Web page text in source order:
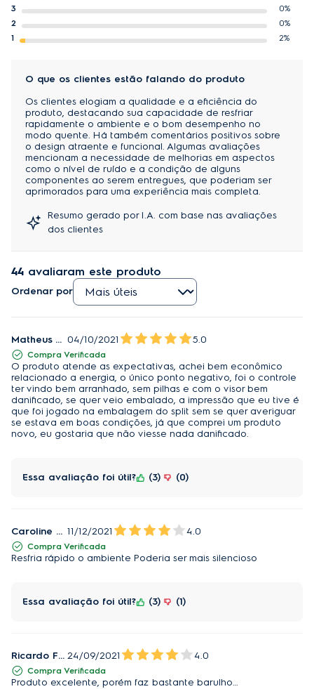
Altura do produto embalado (unidade interna)
Largura do produto embalado (unidade interna)
Profundidade do produto embalado (unidade interna)
Peso do produto (unidade interna)
Peso do produto embalado (unidade interna)
Peso do produto (unidade externa)
Peso do produto embalado (unidade externa)
Quente/frio
Cor
Eficiência EER
Tipo de gás
Vazão de Ar (m3/h) 2000
Phase Out
consumidor exigente.
Função ECO:
economiza energia, adequando-se às variações de
Auto-limpeza:
do ar em níveis elevados.
Linha Ecoturbo:
garante alto rendimento do aparelho e economia de energia
elétrica.
Função Siga-Me:
essa função permite que, através de um sensor presente no
controle remoto, a temperatura desejada seja mantida onde o
Sistema de Filtragem do Ar:
retém até 99% dos fungos e bactérias, através dos filtros de
3
0%
2
0%
1
2%
O que os clientes estão falando do produto
Os clientes elogiam a qualidade e a eficiência do
produto, destacando sua capacidade de resfriar
rapidamente o ambiente e o bom desempenho no
modo quente. Há também comentários positivos sobre
o design atraente e funcional. Algumas avaliações
mencionam a necessidade de melhorias em aspectos
como o nível de ruído e a condição de alguns
componentes ao serem entregues, que poderiam ser
aprimorados para uma experiência mais completa.
Resumo gerado por I.A. com base nas avaliações
dos clientes
44 avaliaram este produto
Ordenar por
Matheus Venos Da 04/10/2021 5.0
Compra Verificada
O produto atende as expectativas, achei bem econômico
relacionado a energia, o único ponto negativo, foi o controle
ter vindo bem arranhado, sem pilhas e com o visor bem
danificado, se quer veio embalado, a impressão que eu tive é
que foi jogado na embalagem do split sem se quer averiguar
se estava em boas condições, já que comprei um produto
novo, eu gostaria que não viesse nada danificado.
Essa avaliação foi útil? 3 0
Caroline Danguy de 11/12/2021 4.0
Compra Verificada
Resfria rápido o ambiente Poderia ser mais silencioso
Essa avaliação foi útil? 3 1
Ricardo Feltrim Seco 24/09/2021 4.0
Compra Verificada
Produto excelente, porém faz bastante barulho…